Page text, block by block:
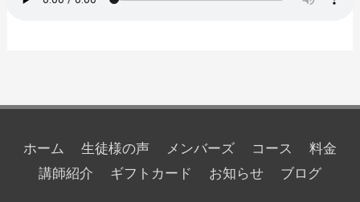
ホーム 生徒様の声 メンバーズ コース
料金
講師紹介
ギフトカード お知らせ ブログ